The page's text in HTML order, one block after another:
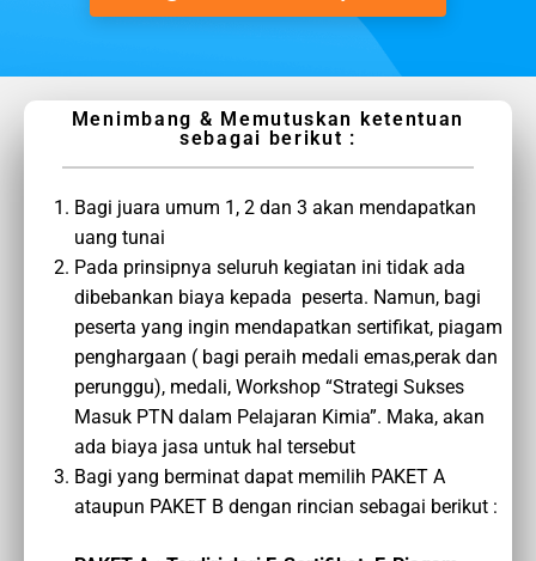
Menimbang & Memutuskan ketentuan
sebagai berikut :
Bagi juara umum 1, 2 dan 3 akan mendapatkan
uang tunai
Pada prinsipnya seluruh kegiatan ini tidak ada
dibebankan biaya kepada peserta. Namun, bagi
peserta yang ingin mendapatkan sertifikat, piagam
penghargaan ( bagi peraih medali emas,perak dan
perunggu), medali, Workshop “Strategi Sukses
Masuk PTN dalam Pelajaran Kimia”. Maka, akan
ada biaya jasa untuk hal tersebut
Bagi yang berminat dapat memilih PAKET A
ataupun PAKET B dengan rincian sebagai berikut :